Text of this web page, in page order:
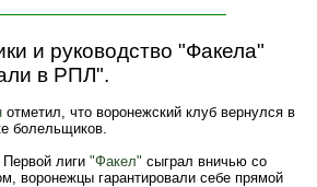
и руководство "Факела"
в РПЛ".
отметил, что воронежский клуб вернулся в
болельщиков.
лиги "Факел" сыграл вничью со
воронежцы гарантировали себе прямой